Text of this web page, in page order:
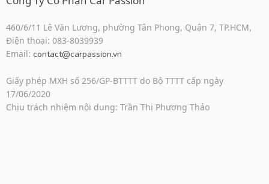
460/6/11 Lê Văn Lương, phường Tân Phong, Quận 7, TP.HCM,
Điện thoại: 083-8039939
Email: contact@carpassion.vn
Giấy phép MXH số 256/GP-BTTTT do Bộ TTTT cấp ngày
17/06/2020
Chịu trách nhiệm nội dung: Trần Thị Phương Thảo